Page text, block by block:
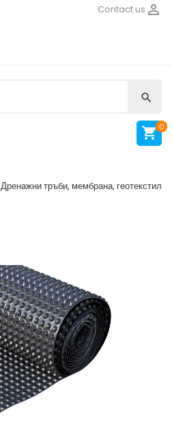

Contact us

 0
Дренажни тръби, мембрана, геотекстил